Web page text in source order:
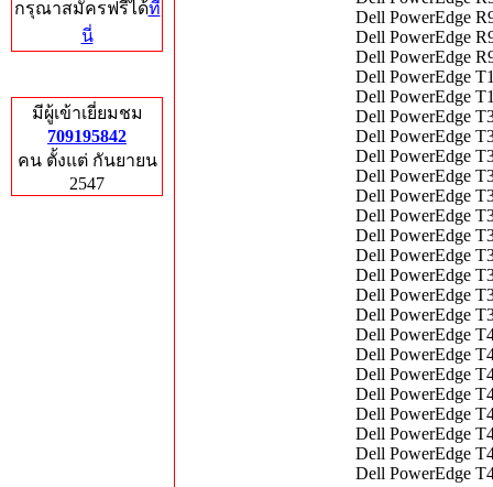
กรุณาสมัครฟรีได้ที่
นี่
มีผู้เข้าเยี่ยมชม
709195842
คน ตั้งแต่ กันยายน
2547
Dell PowerEdge
Dell PowerEdge
Dell PowerEdge
Dell PowerEdge
Dell PowerEdge
Dell PowerEdge
Dell PowerEdge
Dell PowerEdge
Dell PowerEdge
Dell PowerEdge
Dell PowerEdge
Dell PowerEdge
Dell PowerEdge
Dell PowerEdge
Dell PowerEdge
Dell PowerEdge
Dell PowerEdge
Dell PowerEdge
Dell PowerEdge
Dell PowerEdge
Dell PowerEdge
Dell PowerEdge
Dell PowerEdge
Dell PowerEdge